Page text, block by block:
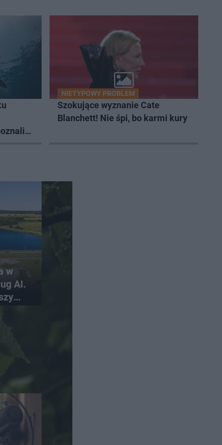
NIETYPOWY PROBLEM
Szokujące wyznanie Cate
Blanchett! Nie śpi, bo karmi kury
w
AI.